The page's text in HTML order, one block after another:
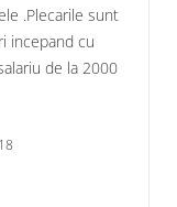
.Plecarile sunt
incepand cu
de la 2000
18